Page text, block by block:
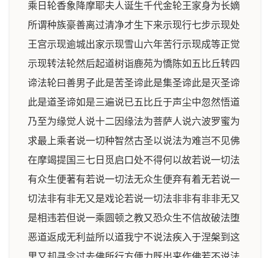
乘日轮香象降摩耶夫人诞生千代金轮王家身为长嫡
所谓种族豪善离过清净才生下来示现行七步示现处
王宫示现逾城出家示现雪山六年苦行示现成等正觉
示现转法轮然后起道树诣鹿苑为憍陈如五比丘转四
谛法轮曰善男子此是苦圣谛此是集圣谛此是灭圣谛
此是道圣谛如是三遍说已五比丘于声尘中忽然悟道
乃至为缘觉人说十二因缘法为菩萨人说六波罗蜜为
求最上乘者说一切种智然古圣以说法为难岂不见佛
在摩竭提国三七日觅启口处不得何以故若说一切法
有众生便著有若说一切法无众生便弃有着无若说一
切法非有非无又是戏论若说一切法非非有非非无又
是相违若但说一乘圆顿之教又恐众生不信故破法堕
恶道返成无利益所以道我宁不说法疾入于涅槃到这